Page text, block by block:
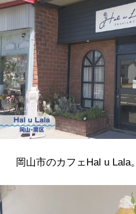
岡山市のカフェHal u Lala。